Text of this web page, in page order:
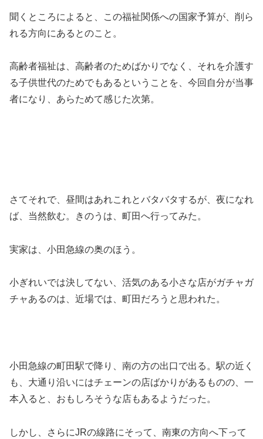
聞くところによると、この福祉関係への国家予算が、削ら
れる方向にあるとのこと。
高齢者福祉は、高齢者のためばかりでなく、それを介護す
る子供世代のためでもあるということを、今回自分が当事
者になり、あらためて感じた次第。
さてそれで、昼間はあれこれとバタバタするが、夜になれ
ば、当然飲む。きのうは、町田へ行ってみた。
実家は、小田急線の奥のほう。
小ぎれいでは決してない、活気のある小さな店がガチャガ
チャあるのは、近場では、町田だろうと思われた。
小田急線の町田駅で降り、南の方の出口で出る。駅の近く
も、大通り沿いにはチェーンの店ばかりがあるものの、一
本入ると、おもしろそうな店もあるようだった。
しかし、さらにJRの線路にそって、南東の方向へ下って